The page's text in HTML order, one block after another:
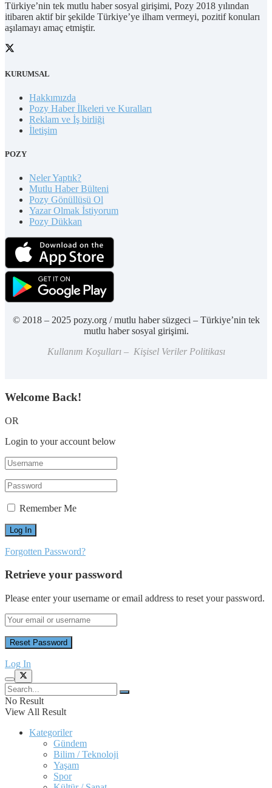
Türkiye’nin tek mutlu haber sosyal girişimi, Pozy 2018 yılından
itibaren aktif bir şekilde Türkiye’ye ilham vermeyi, pozitif konuları
aşılamayı amaç etmiştir.
KURUMSAL
Hakkımızda
Pozy Haber İlkeleri ve Kuralları
Reklam ve İş birliği
İletişim
POZY
Neler Yaptık?
Mutlu Haber Bülteni
Pozy Gönüllüsü Ol
Yazar Olmak İstiyorum
Pozy Dükkan
© 2018 – 2025 pozy.org / mutlu haber süzgeci – Türkiye’nin tek
mutlu haber sosyal girişimi.
Kullanım Koşulları – Kişisel Veriler Politikası
Welcome Back!
OR
Login to your account below
Remember Me
Forgotten Password?
Retrieve your password
Please enter your username or email address to reset your password.
Log In
No Result
View All Result
Kategoriler
Gündem
Bilim / Teknoloji
Yaşam
Spor